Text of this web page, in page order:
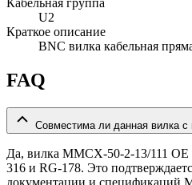
Кабельная группа
U2
Краткое описание
BNC вилка кабельная
FAQ
Совместима ли данная вилка с
Да, вилка MMCX-50-2-13/111 OE
316 и RG-178. Это